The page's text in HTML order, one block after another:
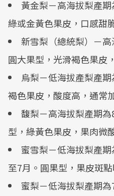
黃金梨－高海拔梨產
綠或金黃色果皮，口感甜
新雪梨（總統梨）－
圓大果型，光滑褐色果皮
烏梨－低海拔產梨產
褐色果皮，酸度高，通常
馥梨－高海拔梨產期
型，綠黃色果皮，果肉微
蜜雪梨－低海拔梨產
至7月。圓果型，果皮斑
蜜梨－低海拔梨產期